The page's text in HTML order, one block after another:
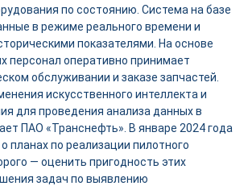
по состоянию. Система на базе
в режиме реального времени и
показателями. На основе
персонал оперативно принимает
обслуживании и заказе запчастей.
искусственного интеллекта и
для проведения анализа данных в
ПАО «Транснефть». В январе 2024 года
планах по реализации пилотного
— оценить пригодность этих
задач по выявлению